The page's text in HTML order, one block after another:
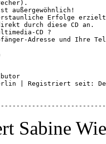
außergewöhnlich!
Erfolge
durch diese CD an.
CD ?
Adresse und Ihre
| Registriert seit:
Sabine